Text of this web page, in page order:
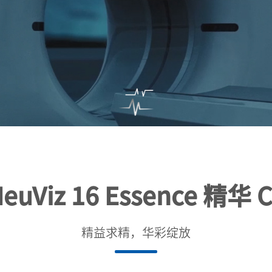
16 Essence 精华
精益求精，华彩绽放